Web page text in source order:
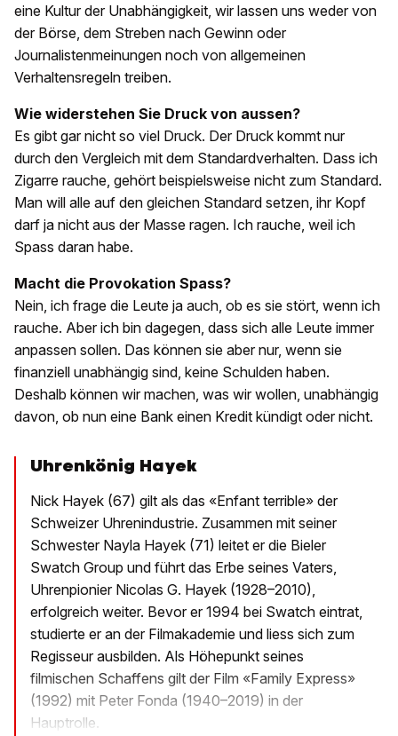
eine Kultur der Unabhängigkeit, wir lassen uns weder von
der Börse, dem Streben nach Gewinn oder
Journalistenmeinungen noch von allgemeinen
Verhaltensregeln treiben.
Wie widerstehen Sie Druck von aussen?
Es gibt gar nicht so viel Druck. Der Druck kommt nur
durch den Vergleich mit dem Standardverhalten. Dass ich
Zigarre rauche, gehört beispielsweise nicht zum Standard.
Man will alle auf den gleichen Standard setzen, ihr Kopf
darf ja nicht aus der Masse ragen. Ich rauche, weil ich
Spass daran habe.
Macht die Provokation Spass?
Nein, ich frage die Leute ja auch, ob es sie stört, wenn ich
rauche. Aber ich bin dagegen, dass sich alle Leute immer
anpassen sollen. Das können sie aber nur, wenn sie
finanziell unabhängig sind, keine Schulden haben.
Deshalb können wir machen, was wir wollen, unabhängig
davon, ob nun eine Bank einen Kredit kündigt oder nicht.
Uhrenkönig Hayek
Nick Hayek (67) gilt als das «Enfant terrible» der
Schweizer Uhrenindustrie. Zusammen mit seiner
Schwester Nayla Hayek (71) leitet er die Bieler
Swatch Group und führt das Erbe seines Vaters,
Uhrenpionier Nicolas G. Hayek (1928–2010),
erfolgreich weiter. Bevor er 1994 bei Swatch eintrat,
studierte er an der Filmakademie und liess sich zum
Regisseur ausbilden. Als Höhepunkt seines
filmischen Schaffens gilt der Film «Family Express»
(1992) mit Peter Fonda (1940–2019) in der
Hauptrolle.